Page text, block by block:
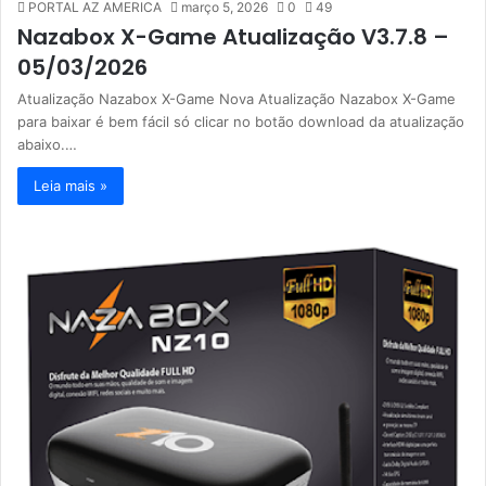
PORTAL AZ AMERICA março 5, 2026 0 49
Nazabox X-Game Atualização V3.7.8 –
05/03/2026
Atualização Nazabox X-Game Nova Atualização Nazabox X-Game
para baixar é bem fácil só clicar no botão download da atualização
abaixo.…
Leia mais »